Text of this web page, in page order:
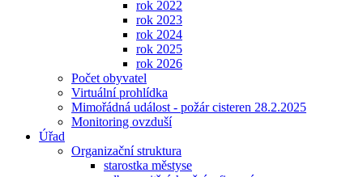
rok 2022
rok 2023
rok 2024
rok 2025
rok 2026
Počet obyvatel
Virtuální prohlídka
Mimořádná událost - požár cisteren 28.2.2025
Monitoring ovzduší
Úřad
Organizační struktura
starostka městyse